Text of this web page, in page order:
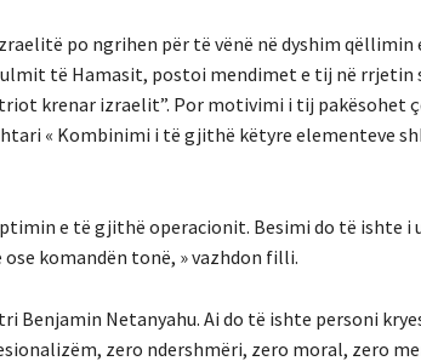
po ngrihen për të vënë në dyshim qëllimin
të Hamasit, postoi mendimet e tij në rrjetin
krenar izraelit”. Por motivimi i tij pakësohet
« Kombinimi i të gjithë këtyre elementeve
e të gjithë operacionit. Besimi do të ishte i
komandën tonë, » vazhdon filli.
Benjamin Netanyahu. Ai do të ishte personi
zero ndershmëri, zero moral, zero